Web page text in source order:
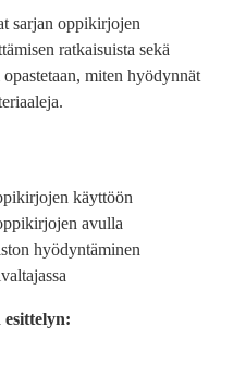
sarjan oppikirjojen
ratkaisuista sekä
miten hyödynnät
käyttöön
avulla
hyödyntäminen